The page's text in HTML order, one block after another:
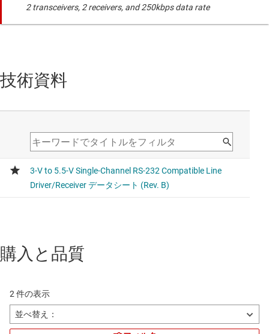
2 transceivers, 2 receivers, and 250kbps data rate
技術資料
購入と品質